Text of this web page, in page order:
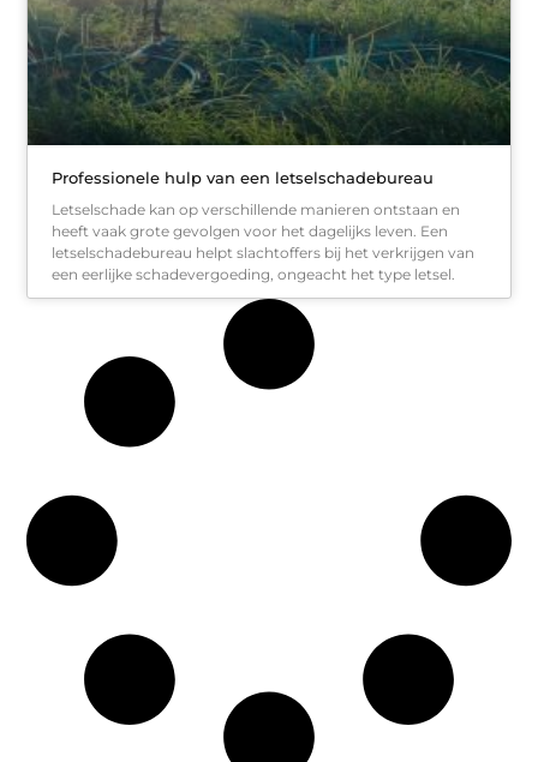
Professionele hulp van een letselschadebureau
Letselschade kan op verschillende manieren ontstaan en
heeft vaak grote gevolgen voor het dagelijks leven. Een
letselschadebureau helpt slachtoffers bij het verkrijgen van
een eerlijke schadevergoeding, ongeacht het type letsel.